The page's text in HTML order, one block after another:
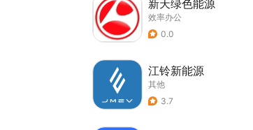
新天绿色能源
效率办公
0.0
江铃新能源
其他
3.7